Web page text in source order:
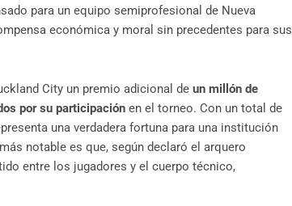
para un equipo semiprofesional de Nueva
económica y moral sin precedentes para sus
City un premio adicional de un millón de
por su participaciónen el torneo. Con un total de
una verdadera fortuna para una institución
notable es que, según declaró el arquero
entre los jugadores y el cuerpo técnico,